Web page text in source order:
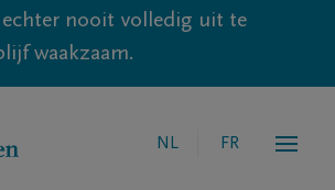
echter nooit volledig uit te
waakzaam.
NL FR